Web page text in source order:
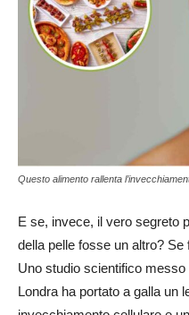
Questo alimento rallenta
E se, invece, il vero segreto
della pelle fosse un altro?
Uno studio scientifico messo
Londra ha portato a galla un